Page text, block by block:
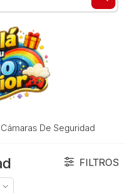
Cámaras De Seguridad
FILTROS